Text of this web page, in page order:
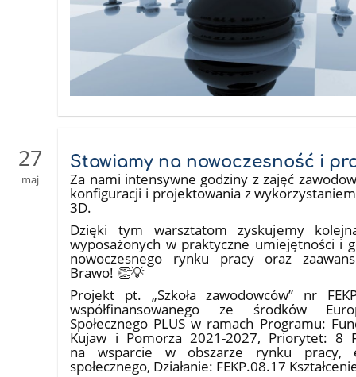
27
maj
Stawiamy na nowoczesność i
Za nami intensywne godziny z zajęć
konfiguracji i projektowania z
3D.
Dzięki tym warsztatom zyskujemy
wyposażonych w praktyczne umiejętności i
nowoczesnego rynku pracy oraz
Brawo! 👏💡
Projekt pt. „Szkoła zawodowców” nr
współfinansowanego ze środków
Społecznego PLUS w ramach Programu:
Kujaw i Pomorza 2021-2027, Priorytet: 8
na wsparcie w obszarze rynku pracy,
społecznego, Działanie: FEKP.08.17